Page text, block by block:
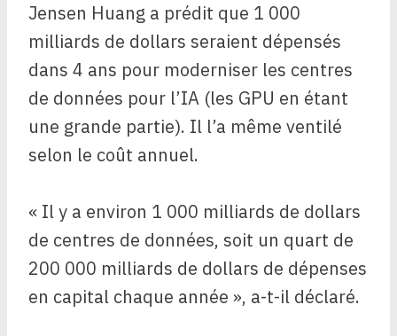
Jensen Huang a prédit que 1 000
milliards de dollars seraient dépensés
dans 4 ans pour moderniser les centres
de données pour l’IA (les GPU en étant
une grande partie). Il l’a même ventilé
selon le coût annuel.
« Il y a environ 1 000 milliards de dollars
de centres de données, soit un quart de
200 000 milliards de dollars de dépenses
en capital chaque année », a-t-il déclaré.